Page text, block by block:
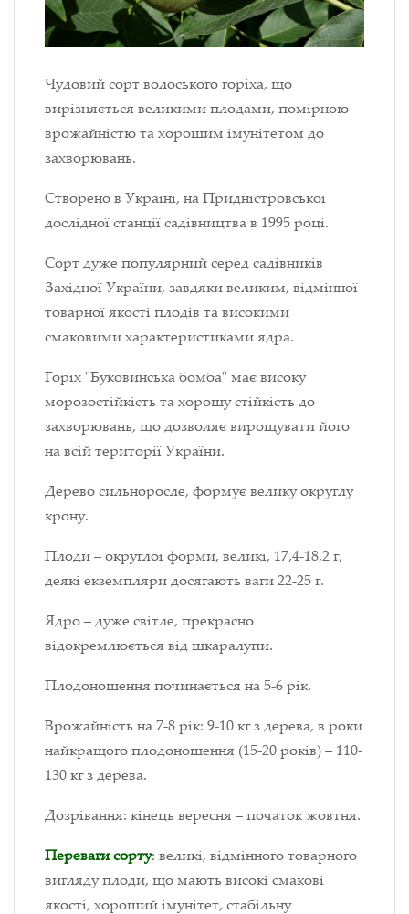
Чудовий сорт волоського горіха, що
вирізняється великими плодами, помірною
врожайністю та хорошим імунітетом до
захворювань.
Створено в Україні, на Придністровської
дослідної станції садівництва в 1995 році.
Сорт дуже популярний серед садівників
Західної України, завдяки великим, відмінної
товарної якості плодів та високими
смаковими характеристиками ядра.
Горіх "Буковинська бомба" має високу
морозостійкість та хорошу стійкість до
захворювань, що дозволяє вирощувати його
на всій території України.
Дерево сильноросле, формує велику округлу
крону.
Плоди – округлої форми, великі, 17,4-18,2 г,
деякі екземпляри досягають ваги 22-25 г.
Ядро – дуже світле, прекрасно
відокремлюється від шкаралупи.
Плодоношення починається на 5-6 рік.
Врожайність на 7-8 рік: 9-10 кг з дерева, в роки
найкращого плодоношення (15-20 років) – 110-
130 кг з дерева.
Дозрівання: кінець вересня – початок жовтня.
Переваги сорту: великі, відмінного товарного
вигляду плоди, що мають високі смакові
якості, хороший імунітет, стабільну